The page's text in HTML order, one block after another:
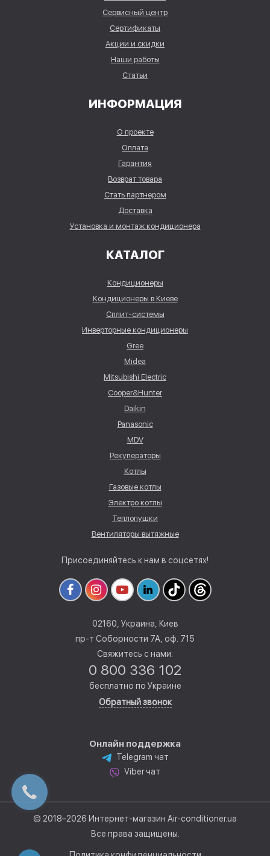
Сервисный центр
Сертификаты
Акции и скидки
Наши работы
Статьи
ИНФОРМАЦИЯ
О проекте
Оплата
Гарантия
Возврат товара
Стать партнером
Доставка
Установка и монтаж кондиционера
КАТАЛОГ
Кондиционеры
Кондиционеры в Киеве
Сплит-системы
Инверторные кондиционеры
Gree
Midea
Mitsubishi Electric
Cooper&Hunter
Daikin
Panasonic
MDV
Рекуператоры
Котлы
Газовые котлы
Электро котлы
Теплопушки
Вентиляторы вытяжные
Присоединяйтесь к нам в соцсетях!
02160, Украина, Киев
пр-т Соборности 7А, оф. 715
Свяжитесь с нами:
0 800 336 102
бесплатно по Украине
Обратный звонок
Онлайн поддержка
Telegram чат
Viber чат
© 2018–2026 Интернет-магазин Air-conditioner.ua
Все права защищены.